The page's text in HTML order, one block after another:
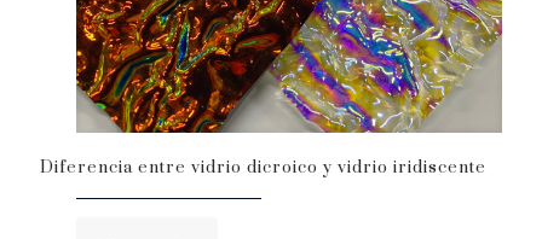
Diferencia entre vidrio dicroico y vidrio iridiscente